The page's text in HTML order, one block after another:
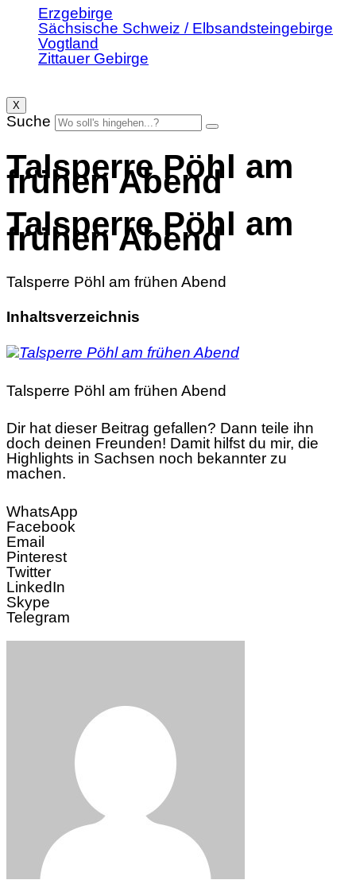
Erzgebirge
Sächsische Schweiz / Elbsandsteingebirge
Vogtland
Zittauer Gebirge
X
Suche
Talsperre Pöhl am
frühen Abend
Talsperre Pöhl am
frühen Abend
Talsperre Pöhl am frühen Abend
Inhaltsverzeichnis
Talsperre Pöhl am frühen Abend
Dir hat dieser Beitrag gefallen? Dann teile ihn
doch deinen Freunden! Damit hilfst du mir, die
Highlights in Sachsen noch bekannter zu
machen.
WhatsApp
Facebook
Email
Pinterest
Twitter
LinkedIn
Skype
Telegram